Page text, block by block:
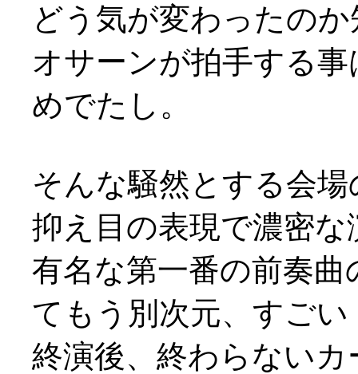
どう気が変わったの
オサーンが拍手する
めでたし。
そんな騒然とする会
抑え目の表現で濃密
有名な第一番の前奏
てもう別次元、すごい
終演後、終わらない